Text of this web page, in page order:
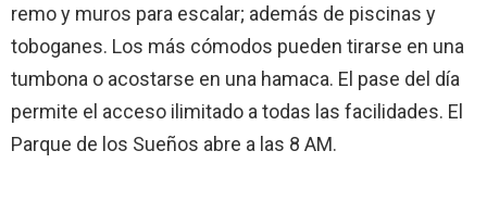
remo y muros para escalar; además de piscinas y
toboganes. Los más cómodos pueden tirarse en una
tumbona o acostarse en una hamaca. El pase del día
permite el acceso ilimitado a todas las facilidades. El
Parque de los Sueños abre a las 8 AM.